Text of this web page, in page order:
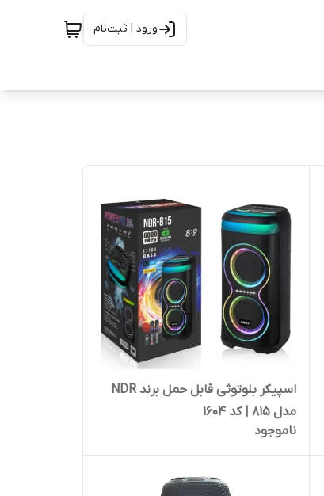
ورود | ثبت‌نام
اسپیکر بلوتوثی قابل حمل برند NDR
مدل 815 | کد 1604
ناموجود